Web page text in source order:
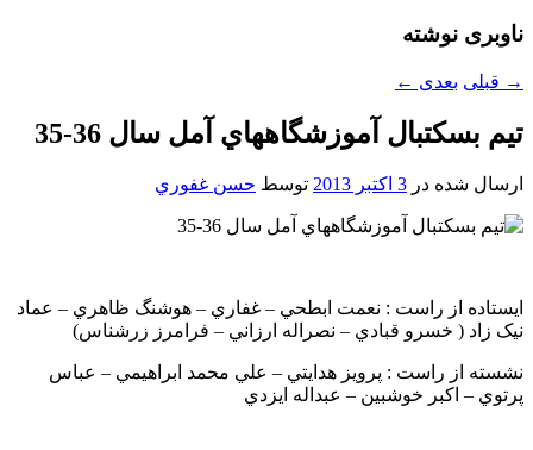
ناوبری نوشته
→ قبلی بعدی ←
تيم بسکتبال آموزشگاههاي آمل سال 36-35
ارسال شده در 3 اکتبر 2013 توسط حسن غفوري
ايستاده از راست : نعمت ابطحي – غفاري – هوشنگ ظاهري – عماد
نيک زاد ( خسرو قبادي – نصراله ارزاني – فرامرز زرشناس)
نشسته از راست : پرويز هدايتي – علي محمد ابراهيمي – عباس
پرتوي – اکبر خوشبين – عبداله ايزدي